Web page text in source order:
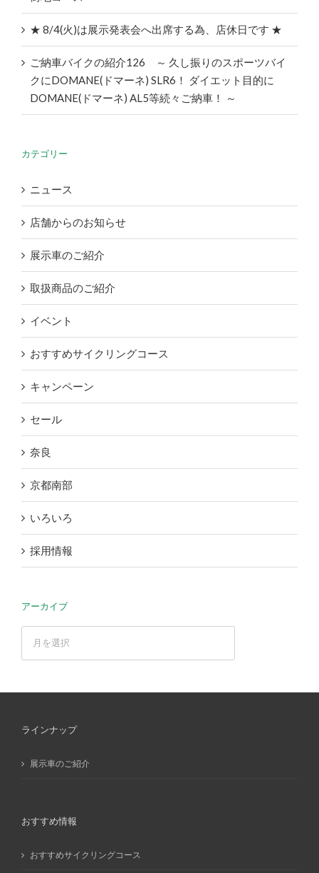
★ 8/4(火)は展示発表会へ出席する為、店休日です ★
ご納車バイクの紹介126 ～ 久し振りのスポーツバイ
クにDOMANE(ドマーネ) SLR6！ ダイエット目的に
DOMANE(ドマーネ) AL5等続々ご納車！ ～
カテゴリー
ニュース
店舗からのお知らせ
展示車のご紹介
取扱商品のご紹介
イベント
おすすめサイクリングコース
キャンペーン
セール
奈良
京都南部
いろいろ
採用情報
アーカイブ
ラインナップ
展示車のご紹介
おすすめ情報
おすすめサイクリングコース